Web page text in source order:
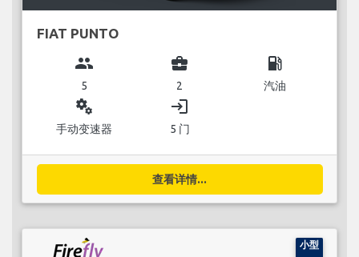
FIAT PUNTO
group
5
business_center
2
local_gas_station
汽油
miscellaneous_services
手动变速器
login
5 门
查看详情...
小型